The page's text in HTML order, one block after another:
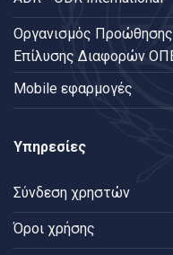
Oργανισμός
Επίλυσης Διαφορών
Mobile εφαρμογές
Υπηρεσίες
Σύνδεση χρηστών
Όροι χρήσης